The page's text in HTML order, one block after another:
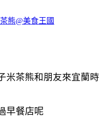
熊@美食王國
米茶熊和朋友來宜蘭時
早餐店呢